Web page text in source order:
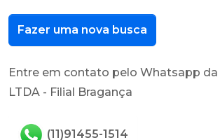
Fazer uma nova busca
Entre em contato pelo Whatsapp da
LTDA - Filial Bragança
(11)91455-1514